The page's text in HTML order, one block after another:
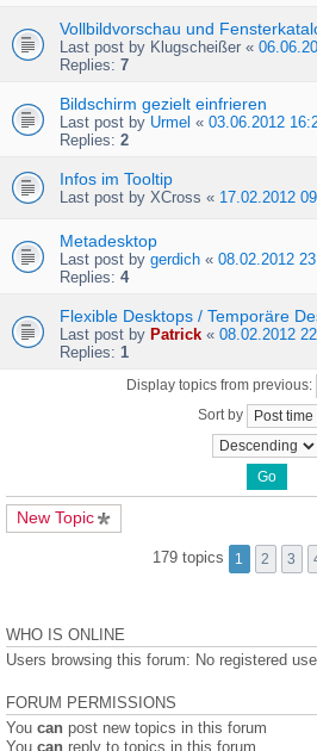
Vollbildvorschau und
Last post by Klugscheißer «
Replies: 7
Bildschirm gezielt einfrieren
Last post by Urmel « 03.06.2012
Replies: 2
Infos im Tooltip
Last post by XCross « 17.02.2012
Metadesktop
Last post by gerdich « 08.02.2012
Replies: 4
Flexible Desktops / Temporäre
Last post by Patrick « 08.02.2012
Replies: 1
Display topics from previous:
Sort by
New Topic
179 topics 1 2 3
WHO IS ONLINE
Users browsing this forum: No registered
FORUM PERMISSIONS
You can post new topics in this forum
You can reply to topics in this forum